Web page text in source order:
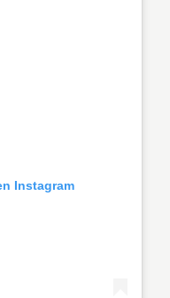
Instagram